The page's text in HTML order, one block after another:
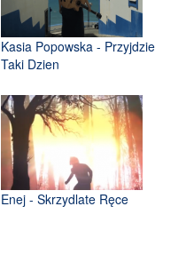
Kasia Popowska - Przyjdzie
Taki Dzien
Enej - Skrzydlate Ręce